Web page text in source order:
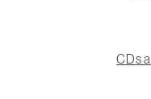
CDs